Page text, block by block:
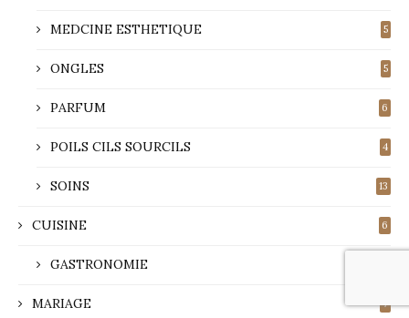
MEDCINE ESTHETIQUE 5
ONGLES 5
PARFUM 6
POILS CILS SOURCILS 4
SOINS 13
CUISINE 6
GASTRONOMIE
MARIAGE 7